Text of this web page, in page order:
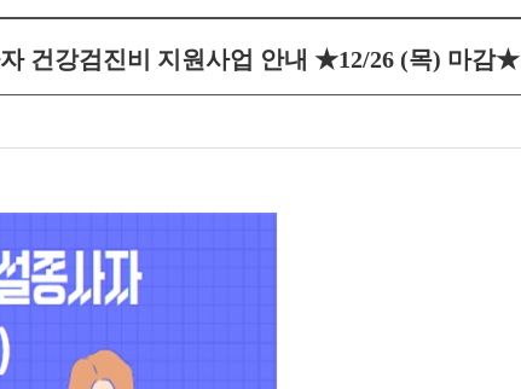
건강검진비 지원사업 안내 ★12/26 (목) 마감★